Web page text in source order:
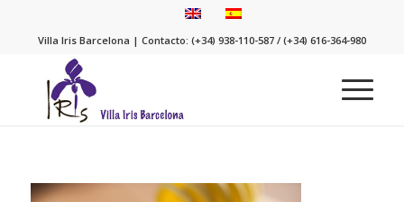
Villa Iris Barcelona | Contacto: (+34) 938-110-587 / (+34) 616-364-980